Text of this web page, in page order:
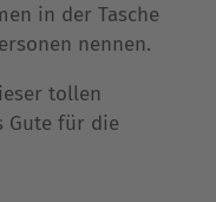
in der Tasche
nennen.
tollen
Gute für die